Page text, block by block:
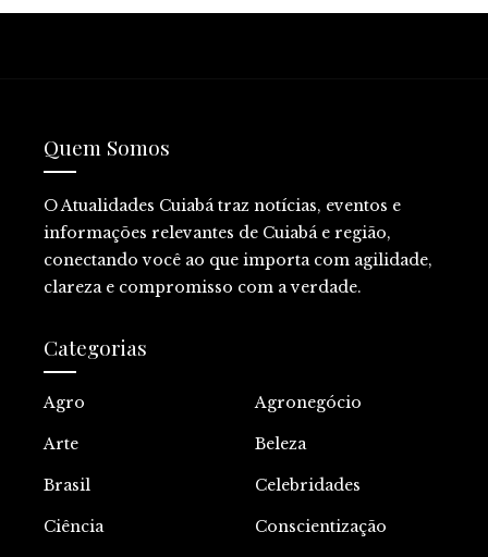
Quem Somos
O Atualidades Cuiabá traz notícias, eventos e
informações relevantes de Cuiabá e região,
conectando você ao que importa com agilidade,
clareza e compromisso com a verdade.
Categorias
Agro Agronegócio
Arte Beleza
Brasil Celebridades
Ciência Conscientização